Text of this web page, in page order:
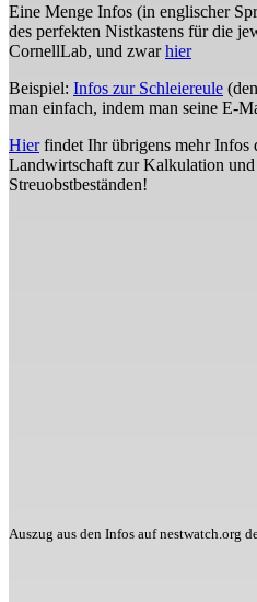
Eine Menge Infos (in englischer
des perfekten Nistkastens für die
CornellLab, und zwarhier
Beispiel: Infos zur Schleiereule
man einfach, indem man seine E-
Hierfindet Ihr übrigens mehr Infos
Landwirtschaft zur Kalkulation
Streuobstbeständen!
Auszug aus den Infos auf nestwatch.org